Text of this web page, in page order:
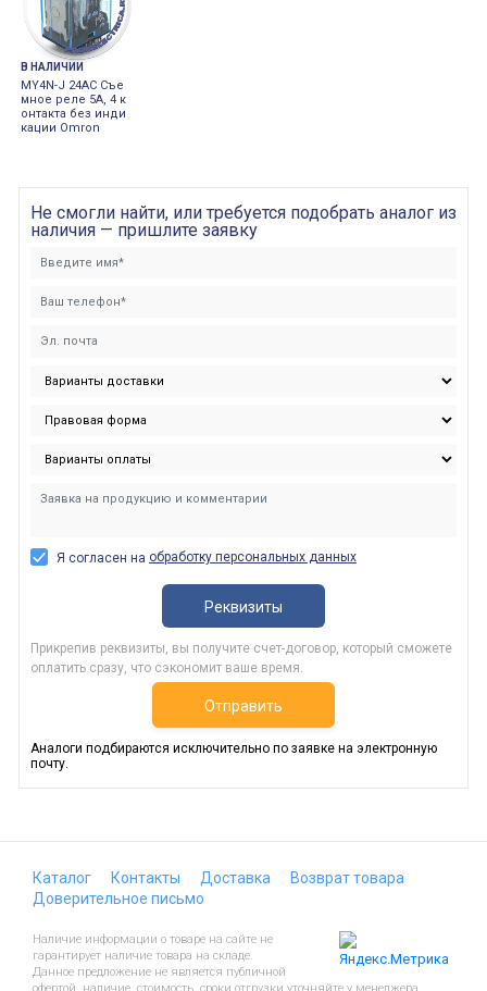
В НАЛИЧИИ
MY4N-J 24AC Съе
мное реле 5А, 4 к
онтакта без инди
кации Omron
Не смогли найти, или требуется подобрать аналог из
наличия — пришлите заявку
Я согласен на обработку персональных данных
Реквизиты
Прикрепив реквизиты, вы получите счет-договор, который сможете
оплатить сразу, что сэкономит ваше время.
Отправить
Аналоги подбираются исключительно по заявке на электронную
почту.
Каталог Контакты Доставка
Возврат товара
Доверительное письмо
Наличие информации о товаре на сайте не
гарантирует наличие товара на складе.
Данное предложение не является публичной